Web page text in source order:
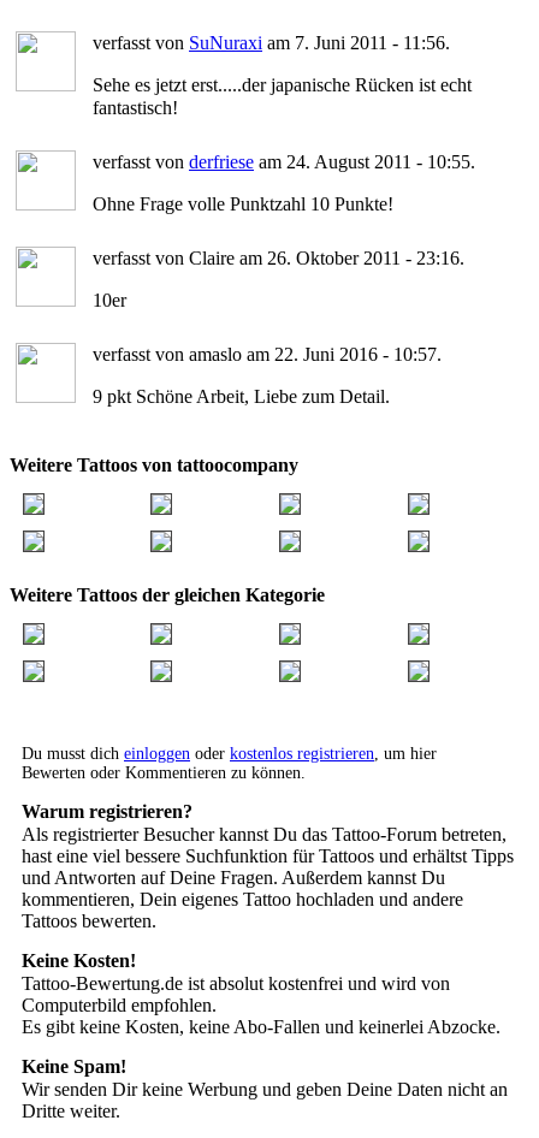
verfasst von SuNuraxi am 7. Juni 2011 - 11:56.
Sehe es jetzt erst.....der japanische Rücken ist echt
fantastisch!
verfasst von derfriese am 24. August 2011 - 10:55.
Ohne Frage volle Punktzahl 10 Punkte!
verfasst von Claire am 26. Oktober 2011 - 23:16.
10er
verfasst von amaslo am 22. Juni 2016 - 10:57.
9 pkt Schöne Arbeit, Liebe zum Detail.
Weitere Tattoos von tattoocompany
Weitere Tattoos der gleichen Kategorie
Du musst dich einloggen oder kostenlos registrieren , um hier
Bewerten oder Kommentieren zu können.
Warum registrieren?
Als registrierter Besucher kannst Du das Tattoo-Forum betreten,
hast eine viel bessere Suchfunktion für Tattoos und erhältst Tipps
und Antworten auf Deine Fragen. Außerdem kannst Du
kommentieren, Dein eigenes Tattoo hochladen und andere
Tattoos bewerten.
Keine Kosten!
Tattoo-Bewertung.de ist absolut kostenfrei und wird von
Computerbild empfohlen.
Es gibt keine Kosten, keine Abo-Fallen und keinerlei Abzocke.
Keine Spam!
Wir senden Dir keine Werbung und geben Deine Daten nicht an
Dritte weiter.